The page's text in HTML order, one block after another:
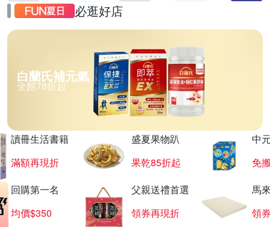
必逛好店
白蘭氏補元氣
全館78折起
讀冊生活書籍
滿額再現折
盛夏果物趴
果乾85折起
中
免
回購第一名
均價$350
父親送禮首選
領券再現折
馬
領